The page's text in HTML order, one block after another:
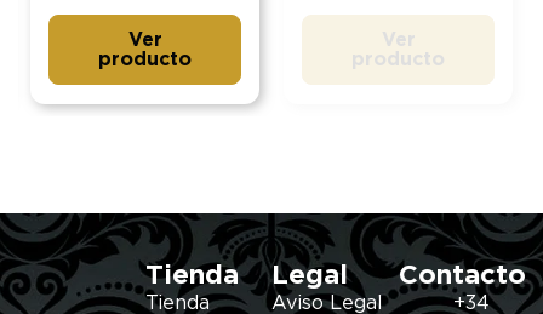
Ver
producto
Ver
producto
Tienda
Tienda
Legal
Aviso Legal
Contacto
+34